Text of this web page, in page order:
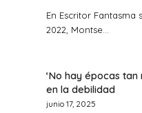
En Escritor
2022, Montse…
‘No hay épocas tan
en la debilidad
junio 17, 2025